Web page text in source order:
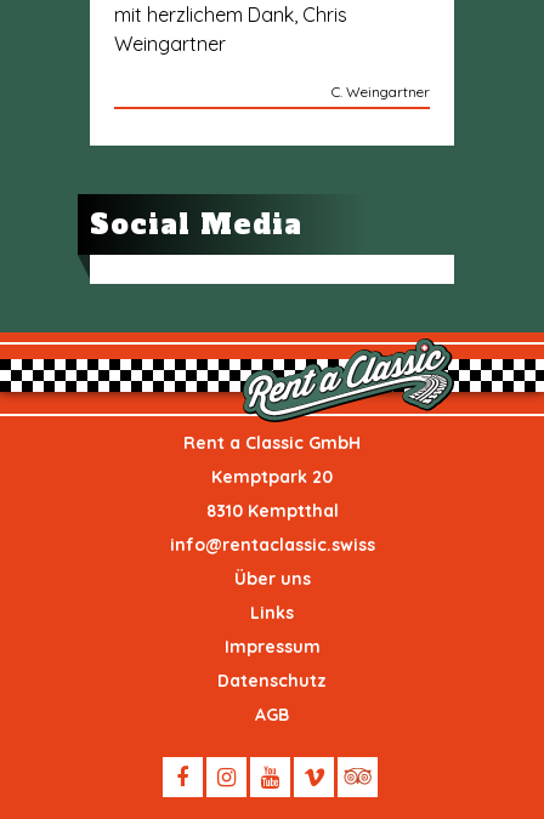
mit herzlichem Dank, Chris
Weingartner
C. Weingartner
Social Media
Rent a Classic GmbH
Kemptpark 20
8310 Kemptthal
info@rentaclassic.swiss
Über uns
Links
Impressum
Datenschutz
AGB